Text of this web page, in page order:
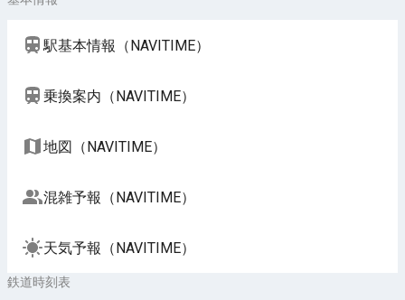
駅基本情報（NAVITIME）
乗換案内（NAVITIME）
地図（NAVITIME）
混雑予報（NAVITIME）
天気予報（NAVITIME）
鉄道時刻表